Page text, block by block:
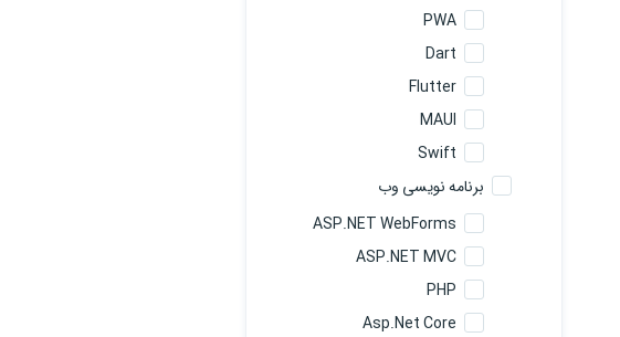
PWA
Dart
Flutter
MAUI
Swift
برنامه نویسی وب
ASP.NET WebForms
ASP.NET MVC
PHP
Asp.Net Core